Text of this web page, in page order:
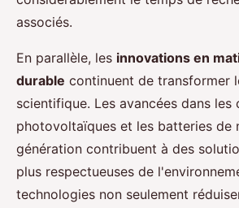
associés.
En parallèle, les innovations en
durable continuent de transformer
scientifique. Les avancées dans les
photovoltaïques et les batteries de
génération contribuent à des
plus respectueuses de
technologies non seulement